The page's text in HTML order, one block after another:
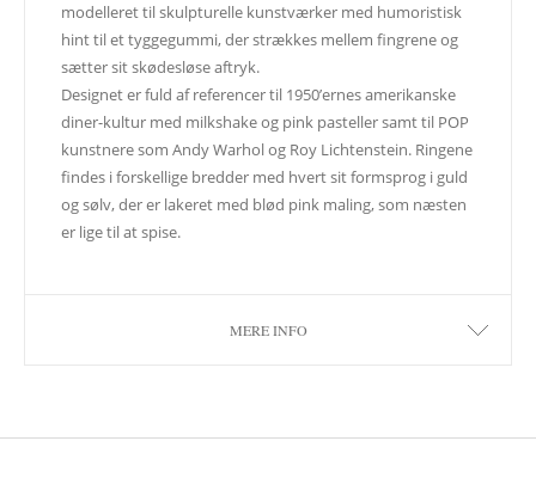
modelleret til skulpturelle kunstværker med humoristisk
hint til et tyggegummi, der strækkes mellem fingrene og
sætter sit skødesløse aftryk.
Designet er fuld af referencer til 1950’ernes amerikanske
diner-kultur med milkshake og pink pasteller samt til POP
kunstnere som Andy Warhol og Roy Lichtenstein. Ringene
findes i forskellige bredder med hvert sit formsprog i guld
og sølv, der er lakeret med blød pink maling, som næsten
er lige til at spise.
MERE INFO